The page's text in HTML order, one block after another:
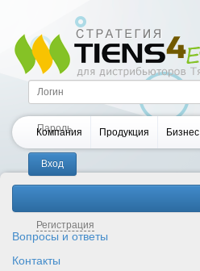
Регистрация
Компания Продукция Бизнес
Вопросы и ответы
Контакты